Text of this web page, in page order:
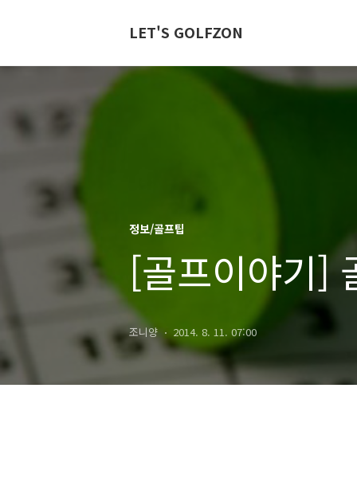
LET'S GOLFZON
정보/골프팁
[골프이야기]
조니양 2014. 8. 11. 07:00